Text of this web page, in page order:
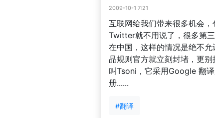
2009-10-1 7:21
互联网给我们带来很多机会，
Twitter就不用说了，很多第
在中国，这样的情况是绝不
品规则官方就立刻封堵，更
叫Tsoni，它采用Google 翻
册......
#翻译